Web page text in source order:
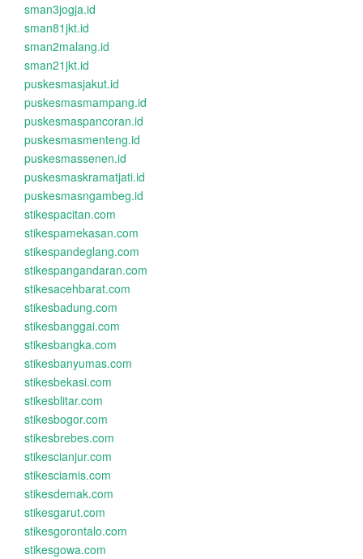
sman3jogja.id
sman81jkt.id
sman2malang.id
sman21jkt.id
puskesmasjakut.id
puskesmasmampang.id
puskesmaspancoran.id
puskesmasmenteng.id
puskesmassenen.id
puskesmaskramatjati.id
puskesmasngambeg.id
stikespacitan.com
stikespamekasan.com
stikespandeglang.com
stikespangandaran.com
stikesacehbarat.com
stikesbadung.com
stikesbanggai.com
stikesbangka.com
stikesbanyumas.com
stikesbekasi.com
stikesblitar.com
stikesbogor.com
stikesbrebes.com
stikescianjur.com
stikesciamis.com
stikesdemak.com
stikesgarut.com
stikesgorontalo.com
stikesgowa.com